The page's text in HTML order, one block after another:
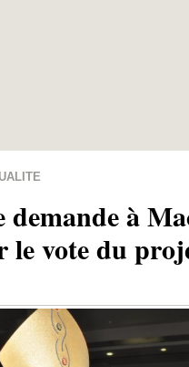
demande à
le vote du